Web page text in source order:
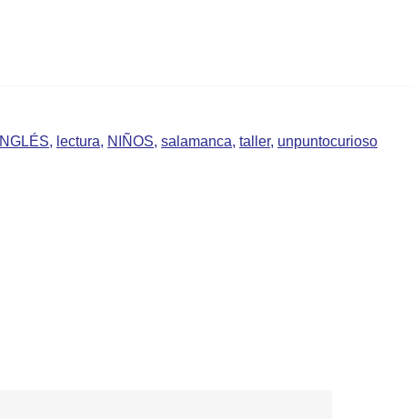
INGLÉS, lectura, NIÑOS, salamanca, taller, unpuntocurioso